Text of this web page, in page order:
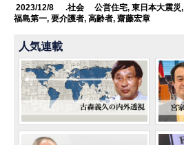
2023/12/8 .社会 公営住宅, 東日本大震災,
福島第一,要介護者,高齢者,齋藤宏章
人気連載